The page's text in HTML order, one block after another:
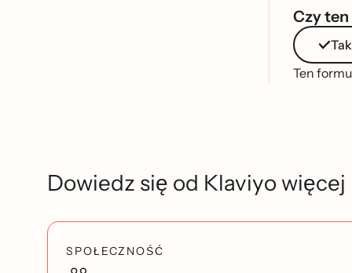
Czy ten
Tak
Ten
Dowiedz się od Klaviyo więcej
SPOŁECZNOŚĆ